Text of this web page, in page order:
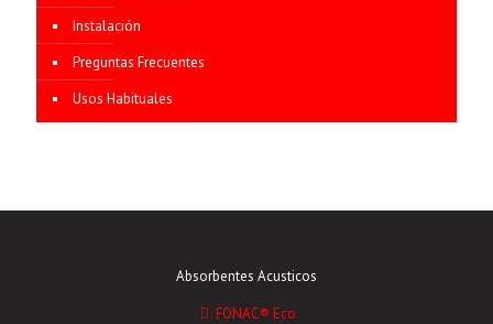
Instalación
Preguntas Frecuentes
Usos Habituales
Absorbentes Acusticos
FONAC® Eco